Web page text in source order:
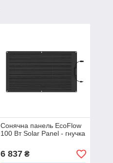
Сонячна панель EcoFlow
100 Вт Solar Panel - гнучка
6 837₴